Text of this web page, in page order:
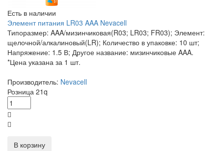
Есть в наличии
Элемент питания LR03 AAA Nevacell
Типоразмер: AAA/мизинчиковая(R03; LR03; FR03); Элемент:
щелочной/алкалиновый(LR); Количество в упаковке: 10 шт;
Напряжение: 1.5 В; Другое название: мизинчиковые AAA.
*Цена указана за 1 шт.
Производитель: Nevacell
Розница 21q
В корзину